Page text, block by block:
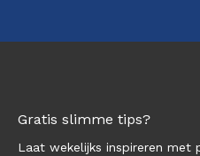
Gratis slimme tips?
Laat wekelijks inspireren met